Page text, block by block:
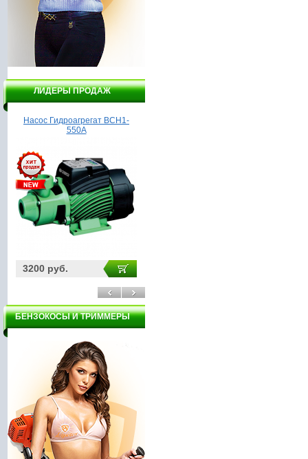
ЛИДЕРЫ ПРОДАЖ
Насос Гидроагрегат ВСН1-
550А
3200 руб.
БЕНЗОКОСЫ И ТРИММЕРЫ